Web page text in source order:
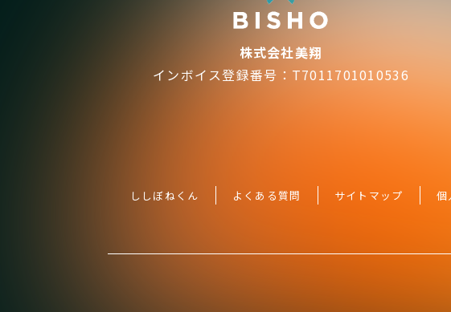
株式会社美翔
インボイス登録番号：T7011701010536
ししぼねくん よくある質問 サイトマップ 個